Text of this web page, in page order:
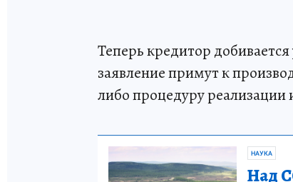
Теперь кредитор
заявление примут к
либо процедуру реализации
НАУКА
Над